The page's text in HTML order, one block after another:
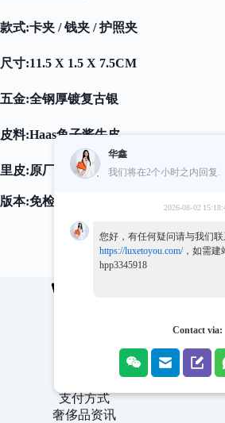
款式:卡夹 / 钱夹 / 护照夹
尺寸:11.5 X 1.5 X 7.5CM
五金:全钢厚镀复古银
皮料:Haas鱼子酱牛皮
里皮:原厂帆布皮革
版本:免检版(符合国际贸易相关质检标準
支付方式
奢侈品资讯
华鑫
我们将在2个小时之内回复.
2026-08-02
您好，有任何疑问请与我们联
https://luxetoyou.com/，如需建
hpp3345918
Contact via: